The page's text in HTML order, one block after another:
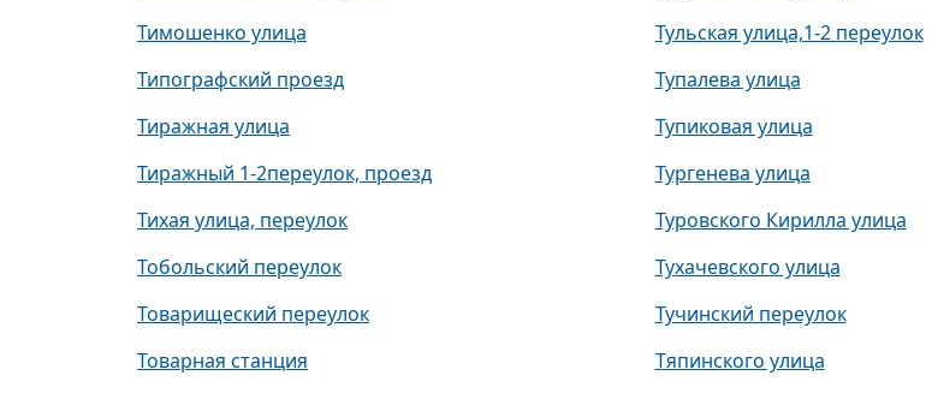
Тимошенко улица
Типографский проезд
Тиражная улица
Тиражный 1-2переулок, проезд
Тихая улица, переулок
Тобольский переулок
Товарищеский переулок
Товарная станция
Тульская улица,1-2 переулок
Тупалева улица
Тупиковая улица
Тургенева улица
Туровского Кирилла улица
Тухачевского улица
Тучинский переулок
Тяпинского улица